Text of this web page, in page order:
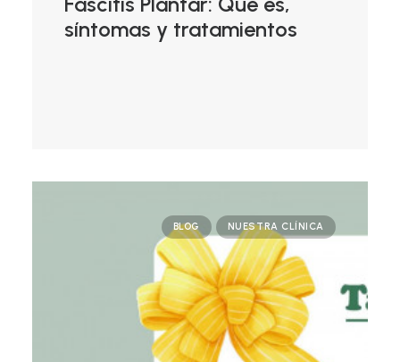
síntomas y tratamientos
BLOG NUESTRA CLÍNICA